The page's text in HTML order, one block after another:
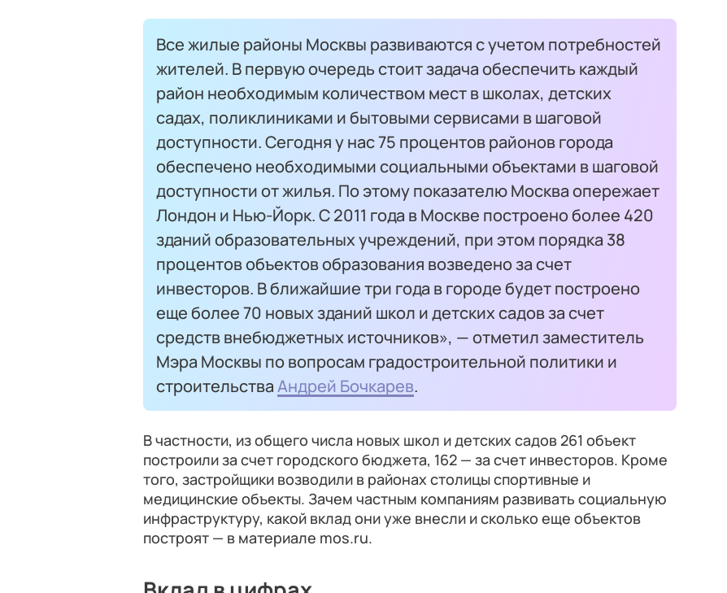
Все жилые районы Москвы развиваются с учетом потребностей
жителей. В первую очередь стоит задача обеспечить каждый
район необходимым количеством мест в школах, детских
садах, поликлиниками и бытовыми сервисами в шаговой
доступности. Сегодня у нас 75 процентов районов города
обеспечено необходимыми социальными объектами в шаговой
доступности от жилья. По этому показателю Москва опережает
Лондон и Нью-Йорк. С 2011 года в Москве построено более 420
зданий образовательных учреждений, при этом порядка 38
процентов объектов образования возведено за счет
инвесторов. В ближайшие три года в городе будет построено
еще более 70 новых зданий школ и детских садов за счет
средств внебюджетных источников», — отметил заместитель
Мэра Москвы по вопросам градостроительной политики и
строительстваАндрей Бочкарев.
В частности, из общего числа новых школ и детских садов 261 объект
построили за счет городского бюджета, 162 — за счет инвесторов. Кроме
того, застройщики возводили в районах столицы спортивные и
медицинские объекты. Зачем частным компаниям развивать социальную
инфраструктуру, какой вклад они уже внесли и сколько еще объектов
построят — в материале mos.ru.